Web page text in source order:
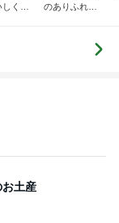
く、
のありふれた
土産